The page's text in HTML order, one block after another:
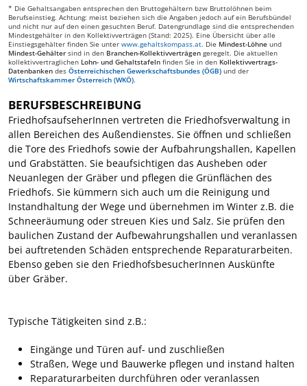
* Die Gehaltsangaben entsprechen den Bruttogehältern bzw Bruttolöhnen beim
Berufseinstieg. Achtung: meist beziehen sich die Angaben jedoch auf ein Berufsbündel
und nicht nur auf den einen gesuchten Beruf. Datengrundlage sind die entsprechenden
Mindestgehälter in den Kollektivverträgen (Stand: 2025). Eine Übersicht über alle
Einstiegsgehälter finden Sie unter www.gehaltskompass.at. Die Mindest-Löhne und
Mindest-Gehälter sind in den Branchen-Kollektivverträgen geregelt. Die aktuellen
kollektivvertraglichen Lohn- und Gehaltstafeln finden Sie in den Kollektivvertrags-
Datenbanken des Österreichischen Gewerkschaftsbundes (ÖGB) und der
Wirtschaftskammer Österreich (WKÖ).
BERUFSBESCHREIBUNG
FriedhofsaufseherInnen vertreten die Friedhofsverwaltung in
allen Bereichen des Außendienstes. Sie öffnen und schließen
die Tore des Friedhofs sowie der Aufbahrungshallen, Kapellen
und Grabstätten. Sie beaufsichtigen das Ausheben oder
Neuanlegen der Gräber und pflegen die Grünflächen des
Friedhofs. Sie kümmern sich auch um die Reinigung und
Instandhaltung der Wege und übernehmen im Winter z.B. die
Schneeräumung oder streuen Kies und Salz. Sie prüfen den
baulichen Zustand der Aufbewahrungshallen und veranlassen
bei auftretenden Schäden entsprechende Reparaturarbeiten.
Ebenso geben sie den FriedhofsbesucherInnen Auskünfte
über Gräber.
Typische Tätigkeiten sind z.B.:
Eingänge und Türen auf- und zuschließen
Straßen, Wege und Bauwerke pflegen und instand halten
Reparaturarbeiten durchführen oder veranlassen